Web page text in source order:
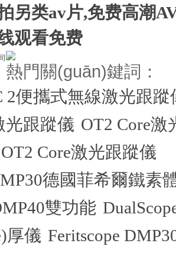
另类av片,免费高潮
观看免费
熱門關(guān)鍵詞：
2便攜式無線激光跟蹤
光跟蹤儀 OT2 Core激
Core激光跟蹤儀
德國菲希爾鐵素
雙功能
厚儀 Feritscope